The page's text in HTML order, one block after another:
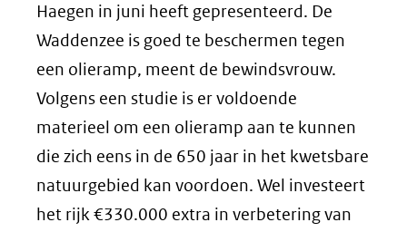
Haegen in juni heeft gepresenteerd. De
Waddenzee is goed te beschermen tegen
een olieramp, meent de bewindsvrouw.
Volgens een studie is er voldoende
materieel om een olieramp aan te kunnen
die zich eens in de 650 jaar in het kwetsbare
natuurgebied kan voordoen. Wel investeert
het rijk €330.000 extra in verbetering van